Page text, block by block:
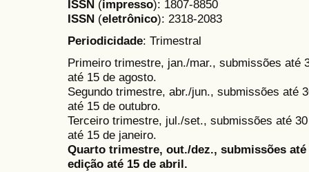
ISSN (impresso): 1807-8850
ISSN (eletrônico): 2318-2083
Periodicidade: Trimestral
Primeiro trimestre, jan./mar., submissões até
até 15 de agosto.
Segundo trimestre, abr./jun., submissões até
até 15 de outubro.
Terceiro trimestre, jul./set., submissões até
até 15 de janeiro.
Quarto trimestre, out./dez., submissões
edição até 15 de abril.